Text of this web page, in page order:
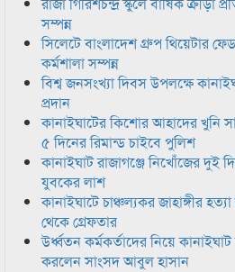
সম্পন্ন
সিলেটে বাংলাদেশ গ্রুপ থিয়েটার
কর্মশালা সম্পন্ন
বিশ্ব জনসংখ্যা দিবস উপলক্ষে
প্রদান
কানাইঘাটের কিশোর আহাদের খুনি
৫ দিনের রিমান্ড চাইবে পুলিশ
কানাইঘাট রাজাগঞ্জে নিখোঁজের দুই
যুবকের লাশ
কানাইঘাটে চাঞ্চল্যকর জাহাঙ্গীর
থেকে গ্রেফতার
উর্ধ্বতন কর্মকর্তাদের নিয়ে কানাইঘাট
করলেন সাংসদ আবুল হাসান